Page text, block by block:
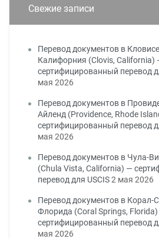
Свежие записи
Перевод документов в
Калифорния (Clovis, California)
сертифицированный перевод
мая 2026
Перевод документов в
Айленд (Providence, Rhode
сертифицированный перевод
мая 2026
Перевод документов в Чула-
(Chula Vista, California) —
перевод для USCIS2 мая 2026
Перевод документов в Корал-
Флорида (Coral Springs,
сертифицированный перевод
мая 2026